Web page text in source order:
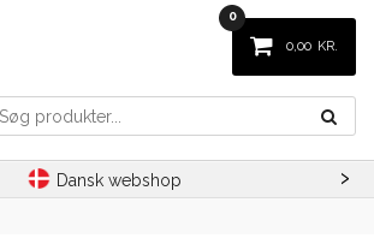
0
0,00 KR.
Dansk webshop ›